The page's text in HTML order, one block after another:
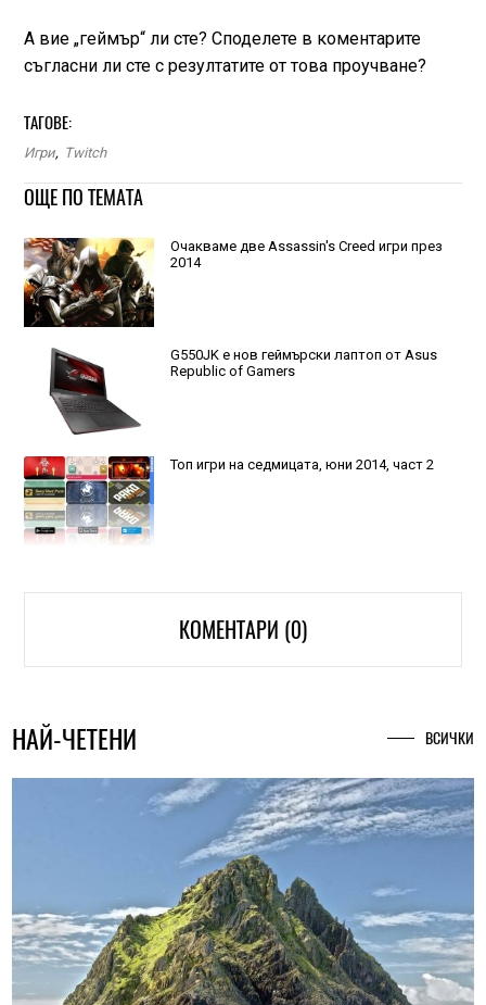
А вие „геймър“ ли сте? Споделете в коментарите
съгласни ли сте с резултатите от това проучване?
ТАГОВЕ:
Игри, Twitch
ОЩЕ ПО ТЕМАТА
Очакваме две Assassin's Creed игри през
2014
G550JK e нов геймърски лаптоп от Asus
Republic of Gamers
Топ игри на седмицата, юни 2014, част 2
КОМЕНТАРИ (0)
НАЙ-ЧЕТЕНИ ВСИЧКИ